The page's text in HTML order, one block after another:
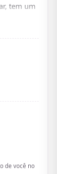
tem um
Em
muito
da
com
um
quem
de você no